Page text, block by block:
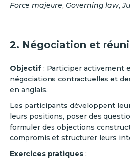
Force majeure, Governing law,
2. Négociation et
Objectif : Participer activement
négociations contractuelles et
en anglais.
Les participants développent
leurs positions, poser des
formuler des objections
compromis et structurer leurs
Exercices pratiques :